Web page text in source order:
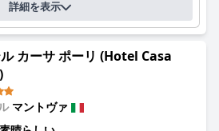
タツィオーネのスタッフは、温かさ、
で頻繁に称賛されています。家族経営
的な温かさが加わり、歓迎的な雰囲気
トは、受付係やその他のチームメンバ
常に高く評価しています。
見が分かれています。新鮮なペストリ
ットなど、種類豊富でボリュームのあ
詳細を表示
カーサ ポーリ (Hotel Casa
マントヴァ